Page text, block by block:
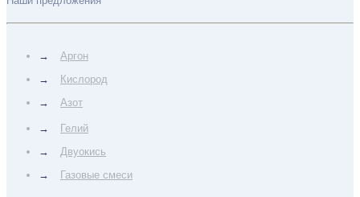
→
Аргон
→
Кислород
→
Азот
→
Гелий
→
Двуокись
→
Газовые смеси